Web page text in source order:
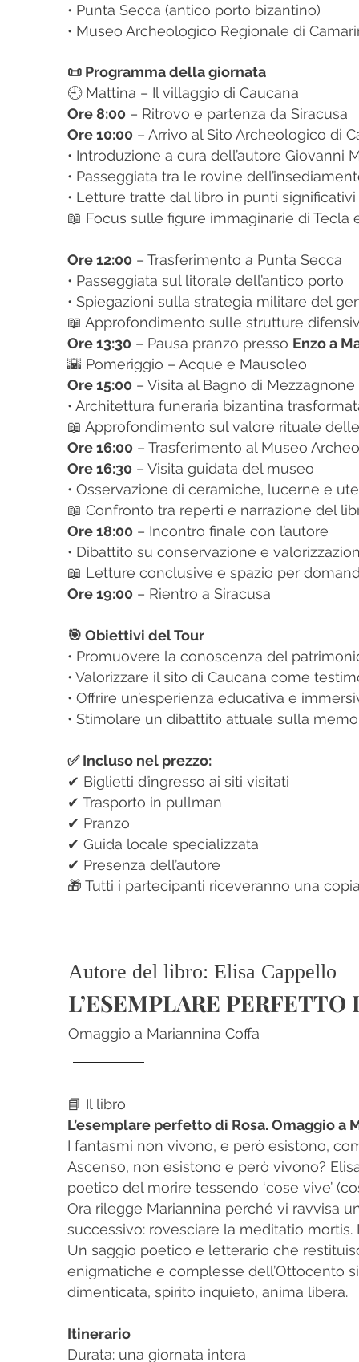
• Punta Secca (antico porto bizantino)
• Museo Archeologico Regionale di
📜 Programma della giornata
🕘 Mattina – Il villaggio di Caucana
Ore 8:00 – Ritrovo e partenza da Siracusa
Ore 10:00 – Arrivo al Sito Archeologico di
• Introduzione a cura dell’autore Giovanni
• Passeggiata tra le rovine
• Letture tratte dal libro in punti
📖 Focus sulle figure immaginarie di Tecla
Ore 12:00 – Trasferimento a Punta Secca
• Passeggiata sul litorale dell’antico porto
• Spiegazioni sulla strategia militare del
📖 Approfondimento sulle strutture
Ore 13:30 – Pausa pranzo presso Enzo a
🌇 Pomeriggio – Acque e Mausoleo
Ore 15:00 – Visita al Bagno di Mezzagnone
• Architettura funeraria bizantina
📖 Approfondimento sul valore rituale
Ore 16:00 – Trasferimento al Museo
Ore 16:30 – Visita guidata del museo
• Osservazione di ceramiche, lucerne e
📖 Confronto tra reperti e narrazione del
Ore 18:00 – Incontro finale con l’autore
• Dibattito su conservazione e
📖 Letture conclusive e spazio per
Ore 19:00 – Rientro a Siracusa
🎯 Obiettivi del Tour
• Promuovere la conoscenza del
• Valorizzare il sito di Caucana come
• Offrire un’esperienza educativa e
• Stimolare un dibattito attuale sulla
✅ Incluso nel prezzo:
✔ Biglietti d’ingresso ai siti visitati
✔ Trasporto in pullman
✔ Pranzo
✔ Guida locale specializzata
✔ Presenza dell’autore
🎁 Tutti i partecipanti riceveranno una
Autore del libro: Elisa Cappello
L’ESEMPLARE PERFETTO
Omaggio a Mariannina Coffa
📘 Il libro
L’esemplare perfetto di Rosa. Omaggio a
I fantasmi non vivono, e però esistono,
Ascenso, non esistono e però vivono?
poetico del morire tessendo ‘cose vive’
Ora rilegge Mariannina perché vi ravvisa
successivo: rovesciare la meditatio
Un saggio poetico e letterario che
enigmatiche e complesse dell’Ottocento
dimenticata, spirito inquieto, anima libera.
Itinerario
Durata: una giornata intera